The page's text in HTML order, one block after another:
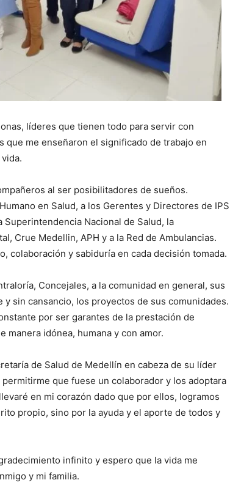
líderes que tienen todo para servir con
que me enseñaron el significado de trabajo en
al ser posibilitadores de sueños.
en Salud, a los Gerentes y Directores de IPS
Superintendencia Nacional de Salud, la
Crue Medellin, APH y a la Red de Ambulancias.
colaboración y sabiduría en cada decisión tomada.
Concejales, a la comunidad en general, sus
sin cansancio, los proyectos de sus comunidades.
por ser garantes de la prestación de
manera idónea, humana y con amor.
de Salud de Medellín en cabeza de su líder
que fuese un colaborador y los adoptara
en mi corazón dado que por ellos, logramos
propio, sino por la ayuda y el aporte de todos y
infinito y espero que la vida me
y mi familia.